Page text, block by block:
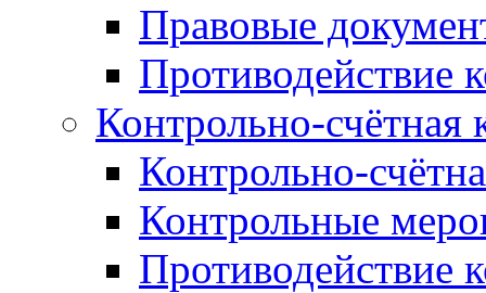
Правовые
Противодействие
Контрольно-счётная
Контрольно-
Контрольные
Противодействие